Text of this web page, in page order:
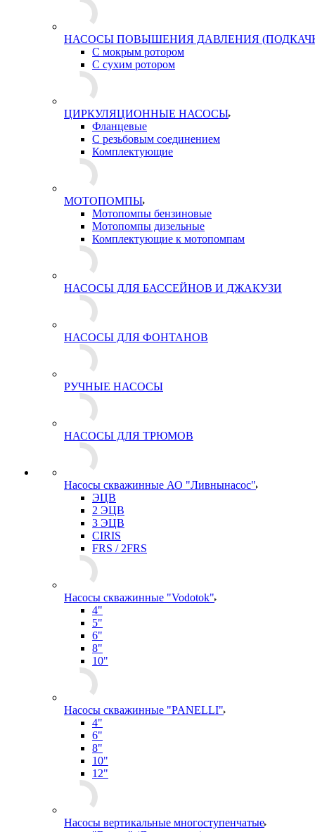
НАСОСЫ ПОВЫШЕНИЯ ДАВЛЕНИЯ
С мокрым ротором
С сухим ротором
ЦИРКУЛЯЦИОННЫЕ НАСОСЫ
Фланцевые
С резьбовым соединением
Комплектующие
МОТОПОМПЫ
Мотопомпы бензиновые
Мотопомпы дизельные
Комплектующие к мотопомпам
НАСОСЫ ДЛЯ БАССЕЙНОВ И ДЖАКУЗИ
НАСОСЫ ДЛЯ ФОНТАНОВ
РУЧНЫЕ НАСОСЫ
НАСОСЫ ДЛЯ ТРЮМОВ
Насосы скважинные АО "Ливнынасос"
ЭЦВ
2 ЭЦВ
3 ЭЦВ
CIRIS
FRS / 2FRS
Насосы скважинные "Vodotok"
4"
5"
6"
8"
10"
Насосы скважинные "PANELLI"
4"
6"
8"
10"
12"
Насосы вертикальные многоступенчатые